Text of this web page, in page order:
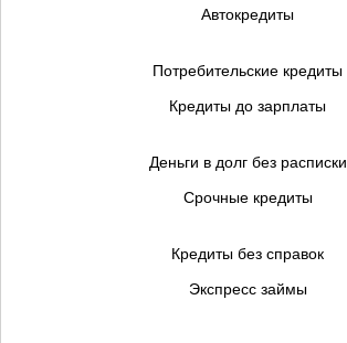
Автокредиты
Потребительские кредиты
Кредиты до зарплаты
Деньги в долг без расписки
Срочные кредиты
Кредиты без справок
Экспресс займы